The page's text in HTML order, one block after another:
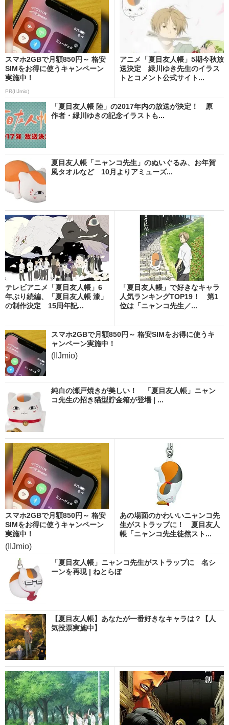
スマホ2GBで月額850円～ 格安
SIMをお得に使うキャンペーン
実施中！
PR(IIJmio)
アニメ「夏目友人帳」5期今秋放
送決定 緑川ゆき先生のイラス
トとコメント公式サイト...
「夏目友人帳 陸」の2017年内の放送が決定！ 原
作者・緑川ゆきの記念イラストも...
夏目友人帳「ニャンコ先生」のぬいぐるみ、お年賀
風タオルなど 10月よりアミューズ...
テレビアニメ「夏目友人帳」6
年ぶり続編、「夏目友人帳 漆」
の制作決定 15周年記...
「夏目友人帳」で好きなキャラ
人気ランキングTOP19！ 第1
位は「ニャンコ先生／...
スマホ2GBで月額850円～ 格安SIMをお得に使うキ
ャンペーン実施中！
(IIJmio)
純白の瀬戸焼きが美しい！ 「夏目友人帳」ニャン
コ先生の招き猫型貯金箱が登場 | ...
スマホ2GBで月額850円～ 格安
SIMをお得に使うキャンペーン
実施中！
(IIJmio)
あの場面のかわいいニャンコ先
生がストラップに！ 夏目友人
帳「ニャンコ先生徒然スト...
「夏目友人帳」ニャンコ先生がストラップに 名シ
ーンを再現 | ねとらぼ
【夏目友人帳】あなたが一番好きなキャラは？【人
気投票実施中】